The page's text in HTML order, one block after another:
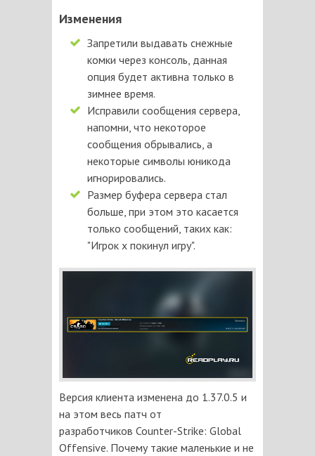
Изменения
Запретили выдавать снежные
комки через консоль, данная
опция будет активна только в
зимнее время.
Исправили сообщения сервера,
напомни, что некоторое
сообщения обрывались, а
некоторые символы юникода
игнорировались.
Размер буфера сервера стал
больше, при этом это касается
только сообщений, таких как:
"Игрок х покинул игру".
Версия клиента изменена до 1.37.0.5 и
на этом весь патч от
разработчиков Counter-Strike: Global
Offensive. Почему такие маленькие и не